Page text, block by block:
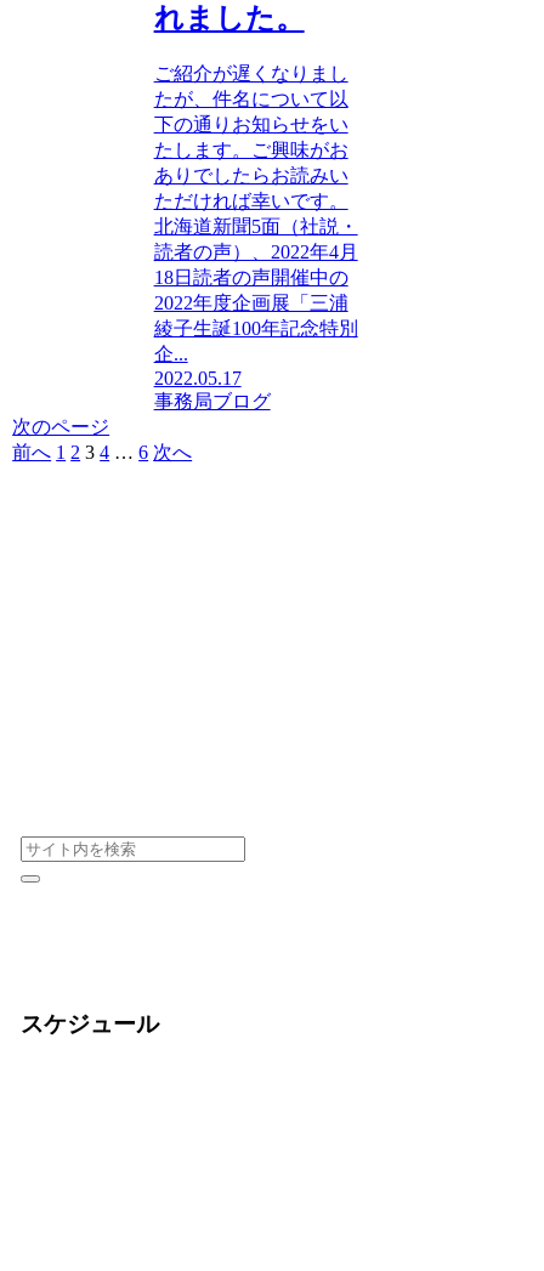
れました。
ご紹介が遅くなりまし
たが、件名について以
下の通りお知らせをい
たします。ご興味がお
ありでしたらお読みい
ただければ幸いです。
北海道新聞5面（社説・
読者の声）、2022年4月
18日読者の声開催中の
2022年度企画展「三浦
綾子生誕100年記念特別
企...
2022.05.17
事務局ブログ
次のページ
前へ 1 2 3 4 … 6 次へ
スケジュール